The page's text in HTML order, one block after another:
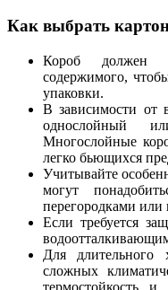
Как выбрать
Короб должен
содержимого,
упаковки.
В зависимости от
однослойный
Многослойные
легко бьющихся
Учитывайте
могут
перегородками или
Если требуется
Для длительного
сложных
термостойкость